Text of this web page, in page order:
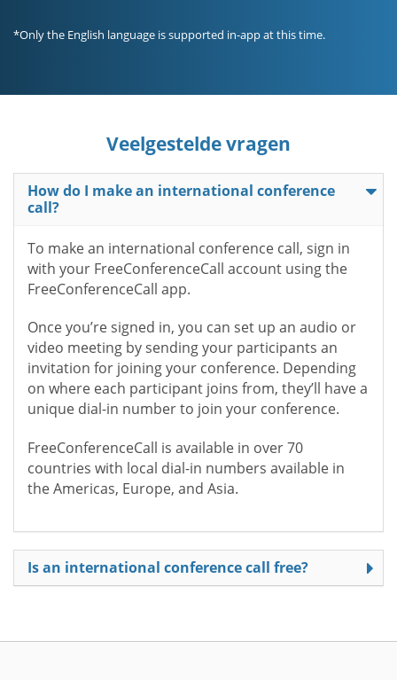
*Only the English language is supported in-app at this time.
Veelgestelde vragen
How do I make an international conference
call?
To make an international conference call, sign in
with your FreeConferenceCall account using the
FreeConferenceCall app.
Once you’re signed in, you can set up an audio or
video meeting by sending your participants an
invitation for joining your conference. Depending
on where each participant joins from, they’ll have a
unique dial-in number to join your conference.
FreeConferenceCall is available in over 70
countries with local dial-in numbers available in
the Americas, Europe, and Asia.
Is an international conference call free?